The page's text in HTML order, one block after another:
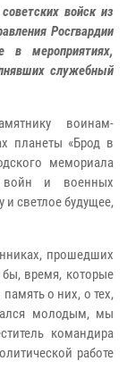
войск из
Росгвардии
в мероприятиях,
служебный
воинам-
планеты «Брод в
мемориала
войн и военных
светлое будущее,
прошедших
время, которые
о них, о тех,
молодым, мы
командира
работе